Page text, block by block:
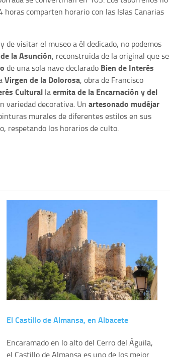
comparten horario con las Islas Canarias
visitar el museo a él dedicado, no podemos
la Asunción, reconstruida de la original que se
de una sola nave declarado Bien de Interés
Virgen de la Dolorosa, obra de Francisco
Cultural laermita de la Encarnación y del
variedad decorativa. Un artesonado mudéjar
murales de diferentes estilos en sus
respetando los horarios de culto.
El Castillo de Almansa, en Albacete
Encaramado en lo alto del Cerro del Águila,
el Castillo de Almansa es uno de los mejor